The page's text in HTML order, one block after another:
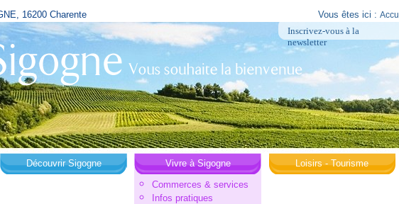
16200 Charente Vous êtes ici :
Inscrivez-vous à la
newsletter
Découvrir Sigogne
Vivre à Sigogne
Commerces & services
Infos pratiques
Loisirs - Tourisme